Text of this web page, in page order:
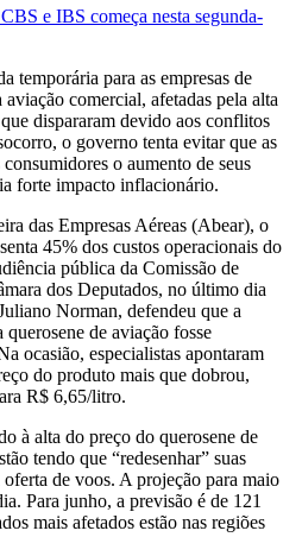
e IBS começa nesta segunda-
temporária para as empresas de
comercial, afetadas pela alta
dispararam devido aos conflitos
o governo tenta evitar que as
o aumento de seus
forte impacto inflacionário.
das Empresas Aéreas (Abear), o
45% dos custos operacionais do
pública da Comissão de
dos Deputados, no último dia
Norman, defendeu que a
de aviação fosse
ocasião, especialistas apontaram
do produto mais que dobrou,
R$ 6,65/litro.
à alta do preço do querosene de
tendo que “redesenhar” suas
de voos. A projeção para maio
Para junho, a previsão é de 121
mais afetados estão nas regiões